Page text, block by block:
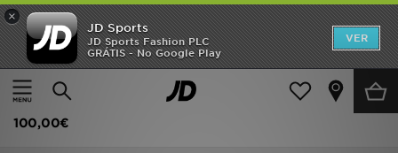
×
JD Sports
JD Sports Fashion PLC
GRÁTIS - No Google Play
VER
Página principal
Homem Calçado de Homem Sapatilhas
ASICS GEL-1130
100,00€
INÍCIO
Promoções